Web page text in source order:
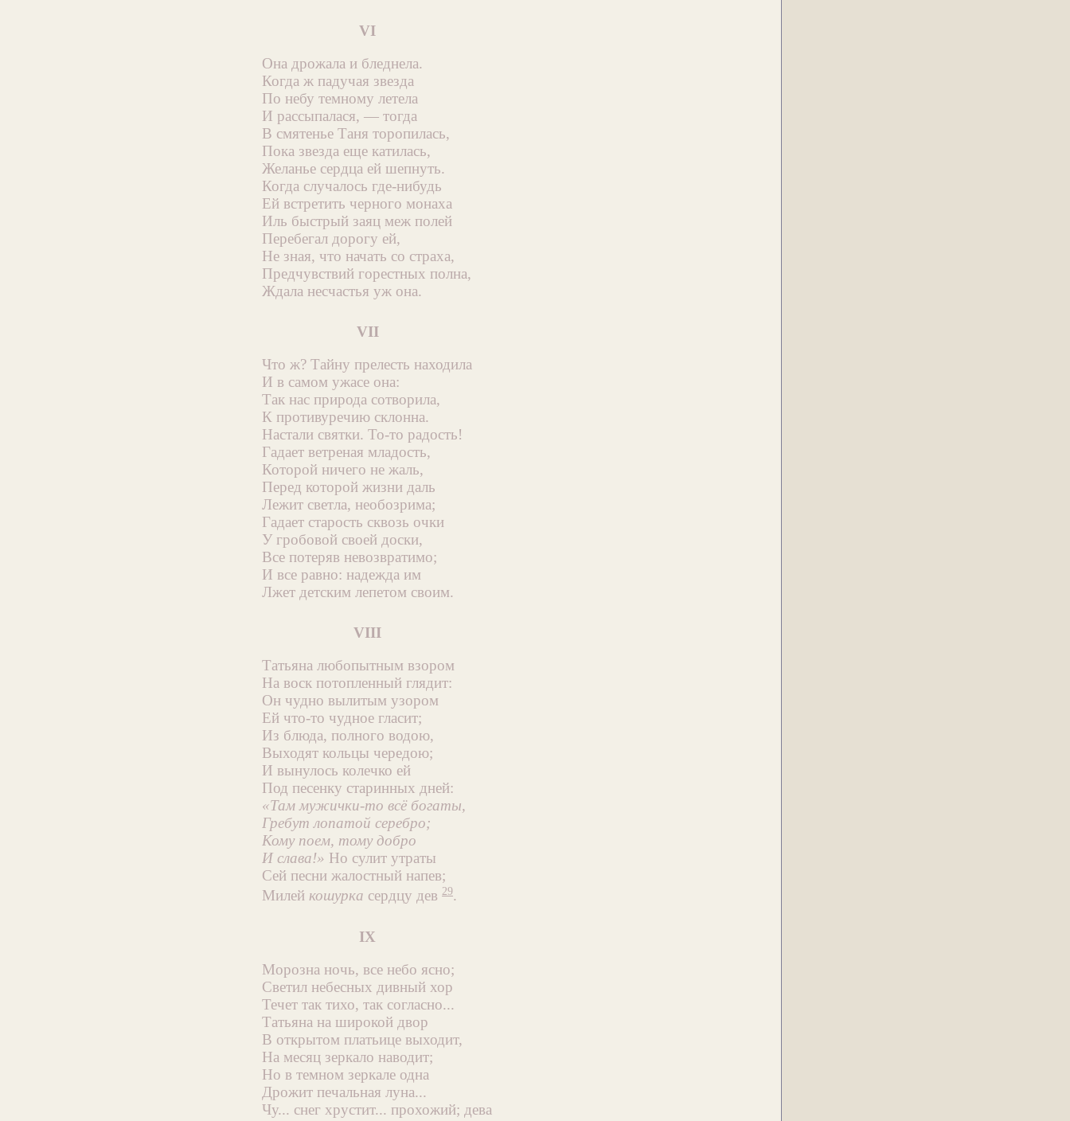
VI
Она дрожала и бледнела.
Когда ж падучая звезда
По небу темному летела
И рассыпалася, — тогда
В смятенье Таня торопилась,
Пока звезда еще катилась,
Желанье сердца ей шепнуть.
Когда случалось где-нибудь
Ей встретить черного монаха
Иль быстрый заяц меж полей
Перебегал дорогу ей,
Не зная, что начать со страха,
Предчувствий горестных полна,
Ждала несчастья уж она.
VII
Что ж? Тайну прелесть находила
И в самом ужасе она:
Так нас природа сотворила,
К противуречию склонна.
Настали святки. То-то радость!
Гадает ветреная младость,
Которой ничего не жаль,
Перед которой жизни даль
Лежит светла, необозрима;
Гадает старость сквозь очки
У гробовой своей доски,
Все потеряв невозвратимо;
И все равно: надежда им
Лжет детским лепетом своим.
VIII
Татьяна любопытным взором
На воск потопленный глядит:
Он чудно вылитым узором
Ей что-то чудное гласит;
Из блюда, полного водою,
Выходят кольцы чередою;
И вынулось колечко ей
Под песенку старинных дней:
«Там мужички-то всё богаты,
Гребут лопатой серебро;
Кому поем, тому добро
И слава!» Но сулит утраты
Сей песни жалостный напев;
Милейкошурка сердцу дев29.
IX
Морозна ночь, все небо ясно;
Светил небесных дивный хор
Течет так тихо, так согласно...
Татьяна на широкой двор
В открытом платьице выходит,
На месяц зеркало наводит;
Но в темном зеркале одна
Дрожит печальная луна...
Чу... снег хрустит... прохожий; дева